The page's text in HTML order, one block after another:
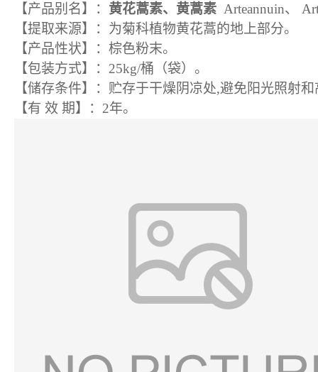
【产品别名】
： 黄花蒿素、黄蒿素 Arteannuin、
【提取来源】：为菊科植物黄花蒿的地上部分。
【产品性状】：棕色粉末。
【包装方式】
： 25kg/桶（袋）。
【储存条件】
： 贮存于干燥阴凉处,避免阳光照射和
【有 效 期】：2年。